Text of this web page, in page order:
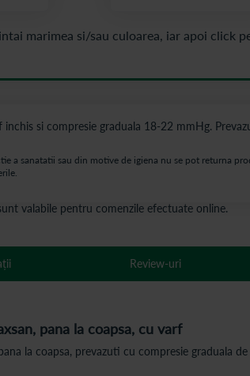
inchis si compresie graduala 18-22 mmHg.
sanatatii sau din motive de igiena nu se pot returna
valabile pentru comenzile efectuate online.
pana la coapsa, cu varf
la coapsa, prevazuti cu compresie
Review-uri